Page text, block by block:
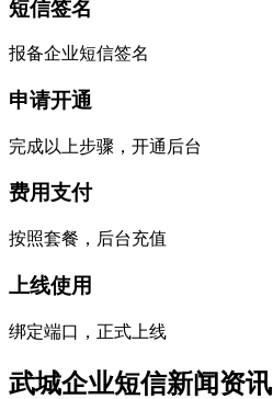
短信签名
报备企业短信签名
申请开通
完成以上步骤，开通后台
费用支付
按照套餐，后台充值
上线使用
绑定端口，正式上线
武城企业短信新闻资讯